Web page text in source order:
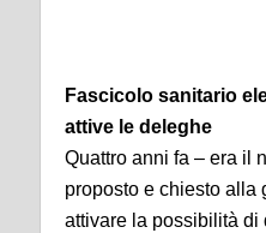
Fascicolo sanitario
attive le deleghe
Quattro anni fa – era il
proposto e chiesto alla
attivare la possibilità di